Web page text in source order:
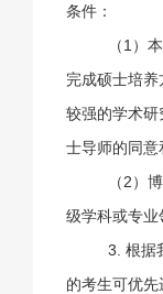
条件：
（1 ）
完成硕士培
较强的学术
士导师的同意
（2）
级学科或专业
3. 根据
的考生可优先